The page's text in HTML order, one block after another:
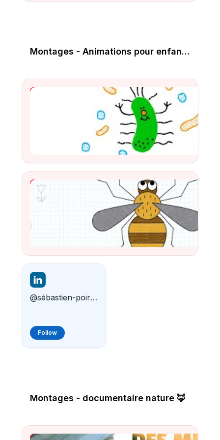
Montages - Animations pour enfants 👀
Montages - documentaire nature 🦊
@sébastien-poiret-baa103117
Follow